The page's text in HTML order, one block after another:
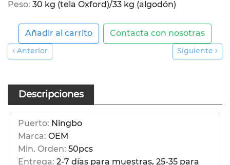
Peso: 30 kg (tela Oxford)/33 kg (algodón)
Añadir al carrito Contacta con nosotras
Anterior Siguiente
Descripciones
Puerto: Ningbo
Marca: OEM
Min. Orden: 50pcs
Entrega: 2-7 días para muestras, 25-35 para